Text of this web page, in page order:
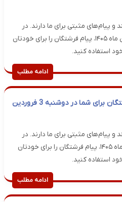
پیام‌های مثبتی برای ما دارند. در
فال فرشتگان چهارشنبه ۵ فروردین ماه ۱۴۰۵، پیام فرشتگان را برای خودتان
استفاده کنید.
ادامه مطلب
فال فرشتگان | پیام مثبت فرشتگان برای شما در دوشنبه 3 فروردین
پیام‌های مثبتی برای ما دارند. در
فال فرشتگان دوشنبه ۳ فروردین ماه ۱۴۰۵، پیام فرشتگان را برای خودتان
استفاده کنید.
ادامه مطلب